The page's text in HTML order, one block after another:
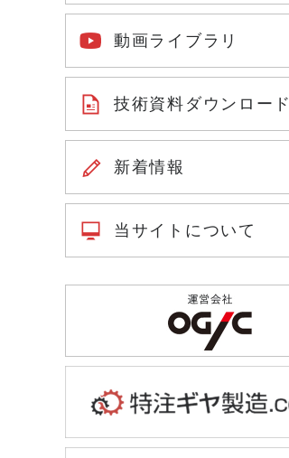
動画ライブラリ
技術資料ダウンロード
新着情報
当サイトについて